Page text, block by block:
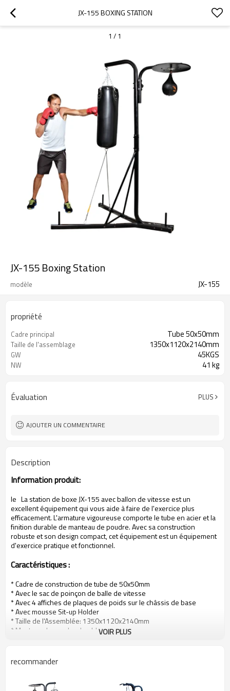
JX-155 BOXING STATION
1 / 1
JX-155 Boxing Station
modèle JX-155
propriété
Cadre principal Tube 50x50mm
Taille de l'assemblage 1350x1120x2140mm
GW 45KGS
NW 41 kg
Évaluation PLUS
AJOUTER UN COMMENTAIRE
Description
Information produit:
le La station de boxe JX-155 avec ballon de vitesse est un
excellent équipement qui vous aide à faire de l'exercice plus
efficacement. L'armature vigoureuse comporte le tube en acier et la
finition durable de manteau de poudre.Avec sa construction
robuste et son design compact, cet équipement est un équipement
d'exercice pratique et fonctionnel.
Caractéristiques:
* Cadre de construction de tube de 50x50mm
* Avec le sac de poinçon de balle de vitesse
* Avec 4 affiches de plaques de poids sur le châssis de base
* Avec mousse Sit-up Holder
* Taille de l'Assemblée: 1350x1120x2140mm
* Manteau de poudre durable
*Quantité de chargement:
VOIR PLUS
recommander